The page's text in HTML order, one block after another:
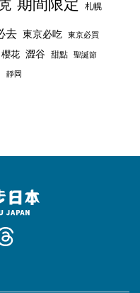
札幌
去 東京必吃 東京必買
櫻花 澀谷 甜點 聖誕節
靜岡